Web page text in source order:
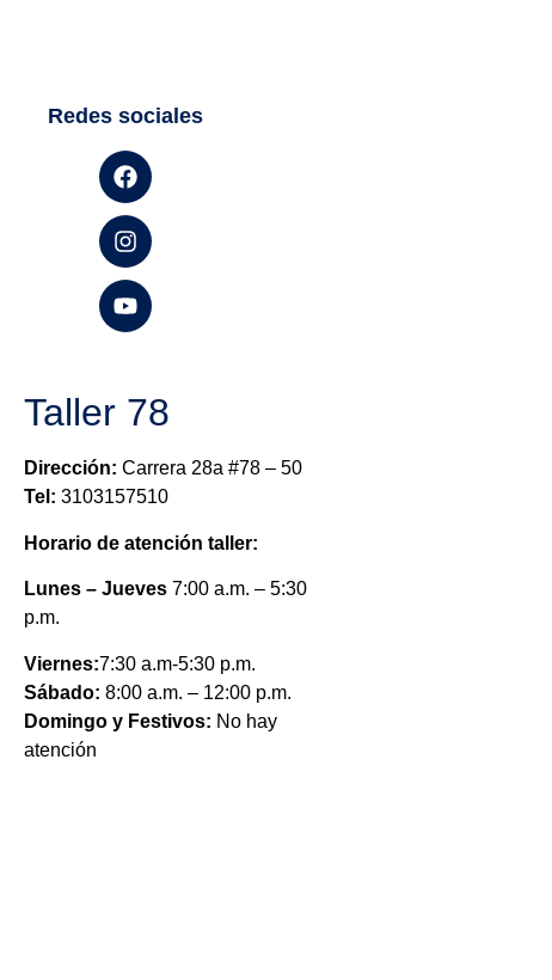
Redes sociales
Taller 78
Dirección: Carrera 28a #78 – 50
Tel: 3103157510
Horario de atención taller:
Lunes – Jueves7:00 a.m. – 5:30
p.m.
Viernes:7:30 a.m-5:30 p.m.
Sábado: 8:00 a.m. – 12:00 p.m.
Domingo y Festivos: No hay
atención